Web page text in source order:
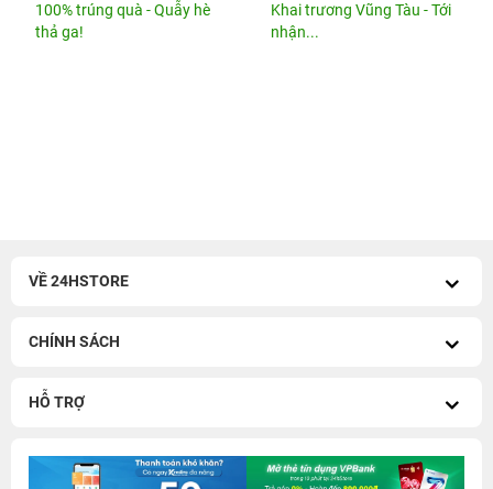
100% trúng quà - Quẫy hè
thả ga!
Khai trương Vũng Tàu - Tới
nhận...
VỀ 24HSTORE
CHÍNH SÁCH
HỖ TRỢ